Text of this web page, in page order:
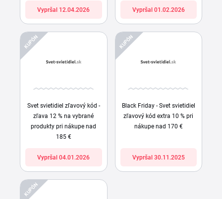
Vypršal 12.04.2026 Vypršal 01.02.2026
KUPÓN
Svet svietidiel zľavový kód -
zľava 12 % na vybrané
produkty pri nákupe nad
185 €
Vypršal 04.01.2026
KUPÓN
Black Friday - Svet svietidiel
zľavový kód extra 10 % pri
nákupe nad 170 €
Vypršal 30.11.2025
KUPÓN